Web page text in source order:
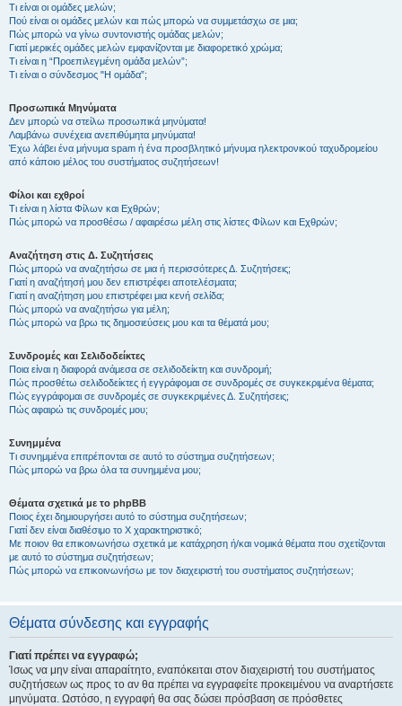
Τι είναι οι ομάδες μελών;
Πού είναι οι ομάδες μελών και πώς μπορώ να συμμετάσχω σε μια;
Πώς μπορώ να γίνω συντονιστής ομάδας μελών;
Γιατί μερικές ομάδες μελών εμφανίζονται με διαφορετικό χρώμα;
Τι είναι η “Προεπιλεγμένη ομάδα μελών”;
Τι είναι ο σύνδεσμος "Η ομάδα”;
Προσωπικά Μηνύματα
Δεν μπορώ να στείλω προσωπικά μηνύματα!
Λαμβάνω συνέχεια ανεπιθύμητα μηνύματα!
Έχω λάβει ένα μήνυμα spam ή ένα προσβλητικό μήνυμα ηλεκτρονικού ταχυδρομείου
από κάποιο μέλος του συστήματος συζητήσεων!
Φίλοι και εχθροί
Τι είναι η λίστα Φίλων και Εχθρών;
Πώς μπορώ να προσθέσω / αφαιρέσω μέλη στις λίστες Φίλων και Εχθρών;
Αναζήτηση στις Δ. Συζητήσεις
Πώς μπορώ να αναζητήσω σε μια ή περισσότερες Δ. Συζητήσεις;
Γιατί η αναζήτησή μου δεν επιστρέφει αποτελέσματα;
Γιατί η αναζήτηση μου επιστρέφει μια κενή σελίδα;
Πώς μπορώ να αναζητήσω για μέλη;
Πώς μπορώ να βρω τις δημοσιεύσεις μου και τα θέματά μου;
Συνδρομές και Σελιδοδείκτες
Ποια είναι η διαφορά ανάμεσα σε σελιδοδείκτη και συνδρομή;
Πώς προσθέτω σελιδοδείκτες ή εγγράφομαι σε συνδρομές σε συγκεκριμένα θέματα;
Πώς εγγράφομαι σε συνδρομές σε συγκεκριμένες Δ. Συζητήσεις;
Πώς αφαιρώ τις συνδρομές μου;
Συνημμένα
Τι συνημμένα επιτρέπονται σε αυτό το σύστημα συζητήσεων;
Πώς μπορώ να βρω όλα τα συνημμένα μου;
Θέματα σχετικά με το phpBB
Ποιος έχει δημιουργήσει αυτό το σύστημα συζητήσεων;
Γιατί δεν είναι διαθέσιμο το Χ χαρακτηριστικό;
Με ποιον θα επικοινωνήσω σχετικά με κατάχρηση ή/και νομικά θέματα που σχετίζονται
με αυτό το σύστημα συζητήσεων;
Πώς μπορώ να επικοινωνήσω με τον διαχειριστή του συστήματος συζητήσεων;
Θέματα σύνδεσης και εγγραφής
Γιατί πρέπει να εγγραφώ;
Ίσως να μην είναι απαραίτητο, εναπόκειται στον διαχειριστή του συστήματος
συζητήσεων ως προς το αν θα πρέπει να εγγραφείτε προκειμένου να αναρτήσετε
μηνύματα. Ωστόσο, η εγγραφή θα σας δώσει πρόσβαση σε πρόσθετες